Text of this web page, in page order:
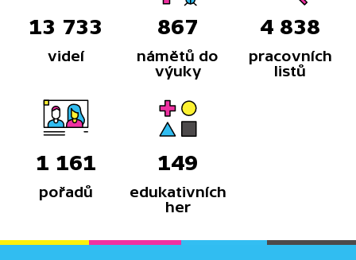
13 733
videí
867
námětů do
výuky
4 838
pracovních
listů
1 161
pořadů
149
edukativních
her